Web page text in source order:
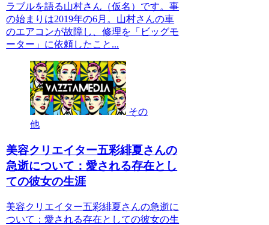
ラブルを語る山村さん（仮名）です。事
の始まりは2019年の6月。山村さんの車
のエアコンが故障し、修理を「ビッグモ
ーター」に依頼したこと...
その
他
美容クリエイター五彩緋夏さんの
急逝について：愛される存在とし
ての彼女の生涯
美容クリエイター五彩緋夏さんの急逝に
ついて：愛される存在としての彼女の生